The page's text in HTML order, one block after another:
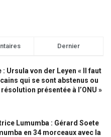
Dernier
: Ursula von der Leyen « Il faut
qui se sont abstenus ou
présentée à l’ONU »
Lumumba : Gérard Soete
en 34 morceaux avec la